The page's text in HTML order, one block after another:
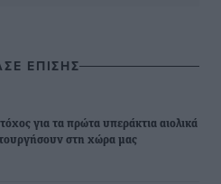
ΕΠΙΣΗΣ
για τα πρώτα υπεράκτια αιολικά
στη χώρα μας